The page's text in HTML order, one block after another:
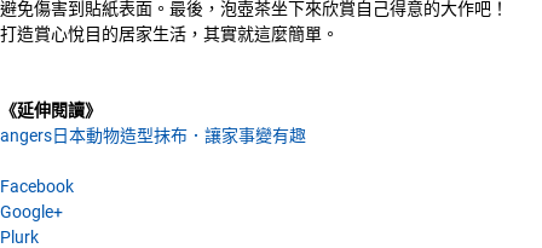
避免傷害到貼紙表面。最後，泡壺茶坐下來欣賞自己得意的大作吧！
打造賞心悅目的居家生活，其實就這麼簡單。
《延伸閱讀》
angers日本動物造型抹布．讓家事變有趣
Facebook
Google+
Plurk